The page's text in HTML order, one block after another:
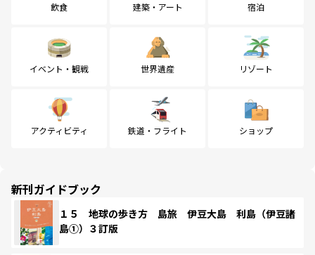
飲食 建築・アート 宿泊
イベント・観戦 世界遺産 リゾート
アクティビティ 鉄道・フライト ショップ
新刊ガイドブック
１５ 地球の歩き方 島旅 伊豆大島 利島（伊豆諸
島①）３訂版